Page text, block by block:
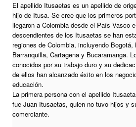
El apellido Itusaetas es un apellido de
hijo de Itusa. Se cree que los primeros
llegaron a Colombia desde el País Vasco
descendientes de los Itusaetas se han
regiones de Colombia, incluyendo Bogotá,
Barranquilla, Cartagena y Bucaramanga.
conocidos por su trabajo duro y su
de ellos han alcanzado éxito en los
educación.
La primera persona con el apellido
fue Juan Itusaetas, quien no tuvo hijos y
comerciante.